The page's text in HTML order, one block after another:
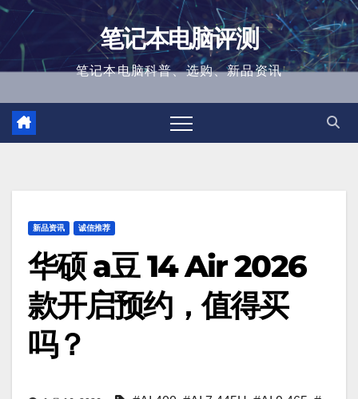
跳
至
笔记本电脑评测
笔记本电脑科普、选购、新品资讯
新品资讯 诚信推荐
华硕 a豆 14 Air 2026
款开启预约，值得买
吗？